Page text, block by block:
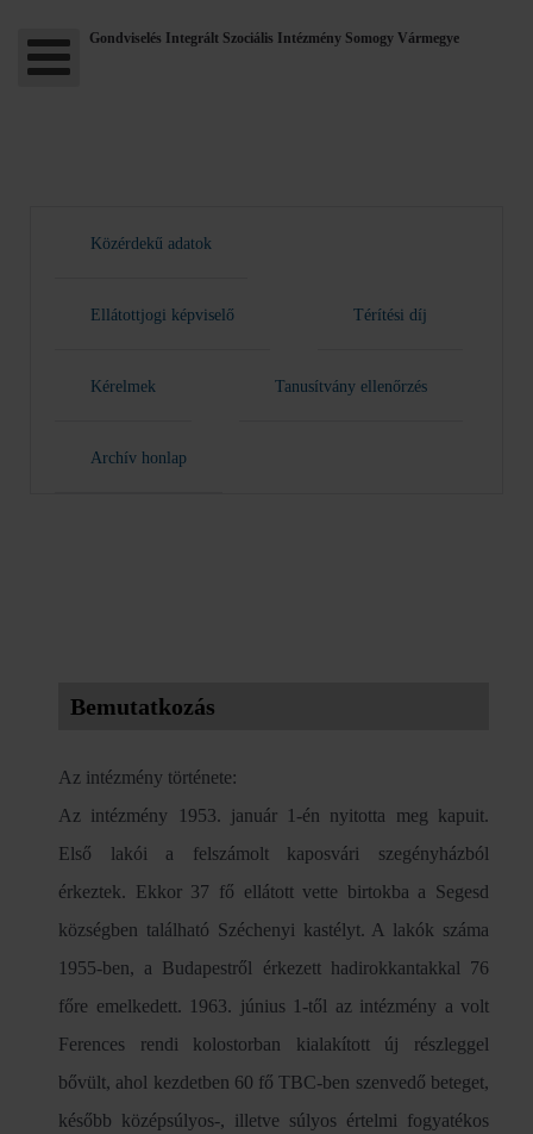
Gondviselés Integrált Szociális Intézmény Somogy Vármegye
Közérdekű adatok
Ellátottjogi képviselő Térítési díj
Kérelmek Tanusítvány ellenőrzés
Archív honlap
Bemutatkozás
Az intézmény története:
Az intézmény 1953. január 1-én nyitotta meg kapuit.
Első lakói a felszámolt kaposvári szegényházból
érkeztek. Ekkor 37 fő ellátott vette birtokba a Segesd
községben található Széchenyi kastélyt. A lakók száma
1955-ben, a Budapestről érkezett hadirokkantakkal 76
főre emelkedett. 1963. június 1-től az intézmény a volt
Ferences rendi kolostorban kialakított új részleggel
bővült, ahol kezdetben 60 fő TBC-ben szenvedő beteget,
később középsúlyos-, illetve súlyos értelmi fogyatékos